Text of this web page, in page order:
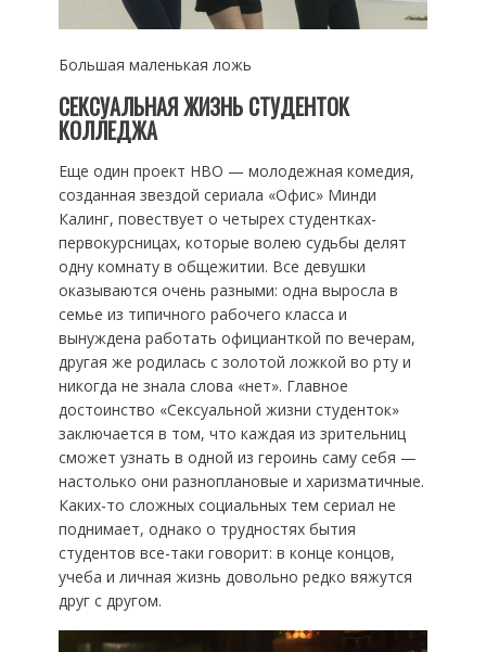
Большая маленькая ложь
СЕКСУАЛЬНАЯ ЖИЗНЬ СТУДЕНТОК
КОЛЛЕДЖА
Еще один проект HBO — молодежная комедия,
созданная звездой сериала «Офис» Минди
Калинг, повествует о четырех студентках-
первокурсницах, которые волею судьбы делят
одну комнату в общежитии. Все девушки
оказываются очень разными: одна выросла в
семье из типичного рабочего класса и
вынуждена работать официанткой по вечерам,
другая же родилась с золотой ложкой во рту и
никогда не знала слова «нет». Главное
достоинство «Сексуальной жизни студенток»
заключается в том, что каждая из зрительниц
сможет узнать в одной из героинь саму себя —
настолько они разноплановые и харизматичные.
Каких-то сложных социальных тем сериал не
поднимает, однако о трудностях бытия
студентов все-таки говорит: в конце концов,
учеба и личная жизнь довольно редко вяжутся
друг с другом.